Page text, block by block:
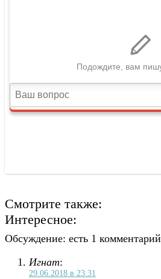
Смотрите также:
Интересное:
Обсуждение: есть 1 комментарий
Игнат:
29.06.2018 в 23:31